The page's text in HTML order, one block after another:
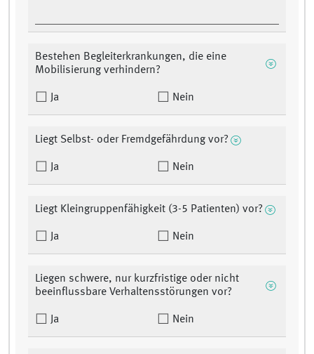
Bestehen Begleiterkrankungen, die eine
Mobilisierung verhindern?
Ja Nein
Liegt Selbst- oder Fremdgefährdung vor?
Ja Nein
Liegt Kleingruppenfähigkeit (3-5 Patienten) vor?
Ja Nein
Liegen schwere, nur kurzfristige oder nicht
beeinflussbare Verhaltensstörungen vor?
Ja Nein